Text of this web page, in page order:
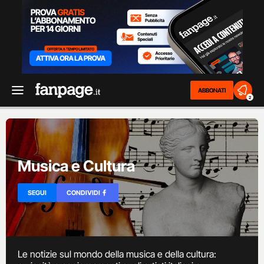
ABBONATI
2
Musica e Cultura
SEGUI CONDIVIDI
Le notizie sul mondo della musica e della cultura: